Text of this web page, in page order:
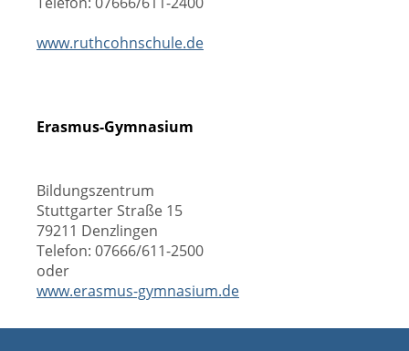
www.ruthcohnschule.de
Erasmus-Gymnasium
Bildungszentrum
Stuttgarter Straße 15
79211 Denzlingen
Telefon: 07666/611-2500
oder
www.erasmus-gymnasium.de